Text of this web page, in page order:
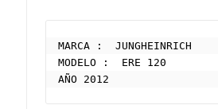
MARCA :  JUNGHEINRICH
MODELO :  ERE 120
AÑO 2012